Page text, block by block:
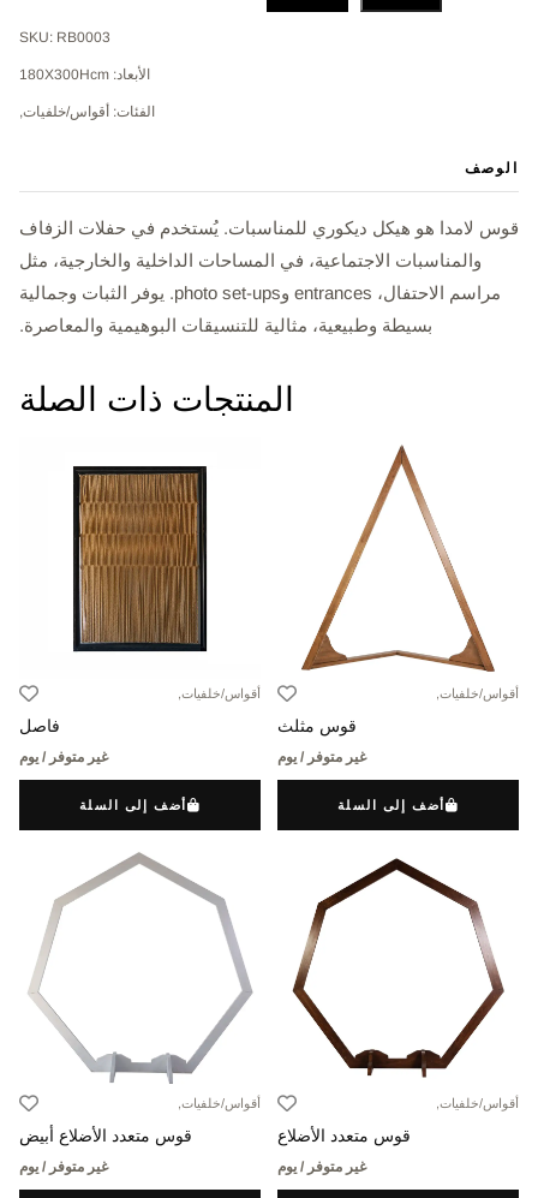
SKU: RB0003
الأبعاد: 180X300Hcm
الفئات: أقواس/خلفيات,
الوصف
قوس لامدا هو هيكل ديكوري للمناسبات. يُستخدم في حفلات الزفاف
والمناسبات الاجتماعية، في المساحات الداخلية والخارجية، مثل
مراسم الاحتفال، entrances وphoto set-ups. يوفر الثبات وجمالية
بسيطة وطبيعية، مثالية للتنسيقات البوهيمية والمعاصرة.
المنتجات ذات الصلة
أقواس/خلفيات,
قوس مثلث
غير متوفر / يوم
أضف إلى السلة
أقواس/خلفيات,
فاصل
غير متوفر / يوم
أضف إلى السلة
أقواس/خلفيات,
قوس متعدد الأضلاع
غير متوفر / يوم
أقواس/خلفيات,
قوس متعدد الأضلاع أبيض
غير متوفر / يوم